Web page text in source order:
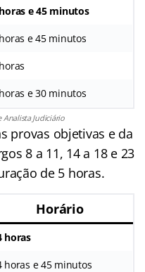
e 45 minutos
e 45 minutos
e 30 minutos
Analista Judiciário
provas objetivas e da
8 a 11, 14 a 18 e 23
de 5 horas.
Horário
horas
horas e 45 minutos